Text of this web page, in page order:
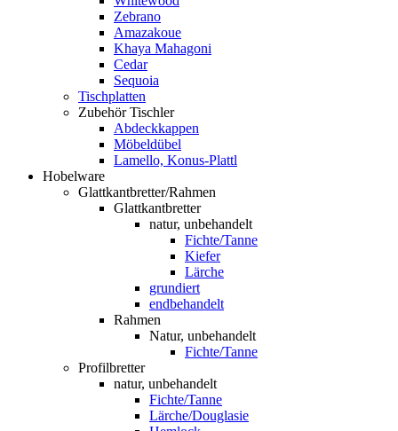
Zebrano
Amazakoue
Khaya Mahagoni
Cedar
Sequoia
Tischplatten
Zubehör Tischler
Abdeckkappen
Möbeldübel
Lamello, Konus-Plattl
Hobelware
Glattkantbretter/Rahmen
Glattkantbretter
natur, unbehandelt
Fichte/Tanne
Kiefer
Lärche
grundiert
endbehandelt
Rahmen
Natur, unbehandelt
Fichte/Tanne
Profilbretter
natur, unbehandelt
Fichte/Tanne
Lärche/Douglasie